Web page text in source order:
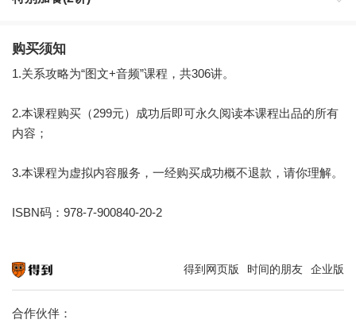
脸；找到和复杂脸的相处之道；贴近那些可以合作的脸。
购买须知
1.关系攻略为“图文+音频”课程，共306讲。
2.本课程购买（299元）成功后即可永久阅读本课程出品的所有
内容；
3.本课程为虚拟内容服务，一经购买成功概不退款，请你理解。
ISBN码：978-7-900840-20-2
得到网页版 时间的朋友 企业版
合作伙伴：